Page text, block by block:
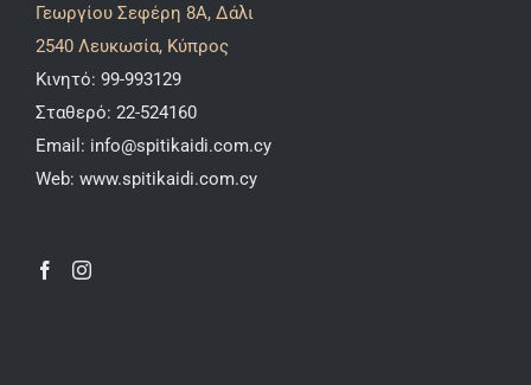
Γεωργίου Σεφέρη 8A, Δάλι
2540 Λευκωσία, Κύπρος
Κινητό: 99-993129
Σταθερό: 22-524160
Email: info@spitikaidi.com.cy
Web: www.spitikaidi.com.cy